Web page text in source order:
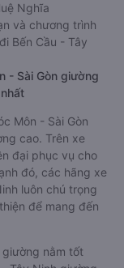
Nghĩa
và chương trình
Bến Cầu - Tây
- Sài Gòn giường
Môn - Sài Gòn
cao. Trên xe
đại phục vụ cho
đó, các hãng xe
luôn chú trọng
để mang đến
giường nằm tốt